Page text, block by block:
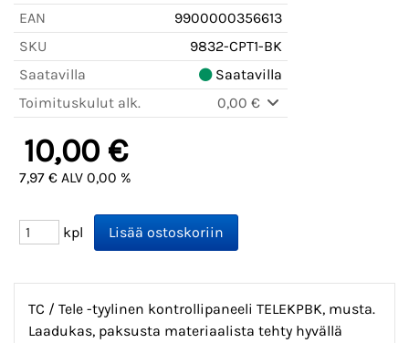
EAN
9900000356613
SKU
9832-CPT1-BK
Saatavilla
Saatavilla
Toimituskulut alk.
0,00 €
10,00 €
7,97 € ALV 0,00 %
kpl
TC / Tele -tyylinen kontrollipaneeli TELEKPBK, musta.
Laadukas, paksusta materiaalista tehty hyvällä